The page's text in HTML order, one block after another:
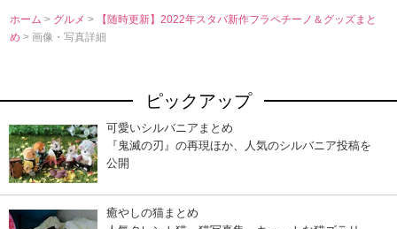
ホーム > グルメ>
【随時更新】2022年スタバ新作フラペチーノ＆グッズまと
め> 画像・写真詳細
ピックアップ
可愛いシルバニアまとめ
『鬼滅の刃』の再現ほか、人気のシルバニア投稿を
公開
癒やしの猫まとめ